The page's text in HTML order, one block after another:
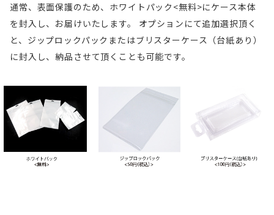
通常、表面保護のため、ホワイトパック<無料>にケース本体
を封入し、お届けいたします。 オプションにて追加選択頂く
と、ジップロックパックまたはブリスターケース（台紙あり）
に封入し、納品させて頂くことも可能です。